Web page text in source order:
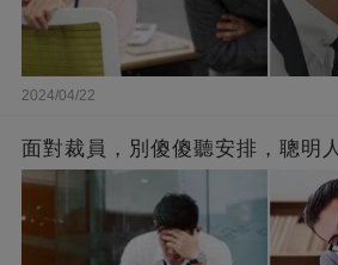
2024/04/22
面對裁員，別傻傻聽安排，聰明